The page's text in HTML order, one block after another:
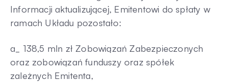
Informacji aktualizującej, Emitentowi do spłaty w
ramach Układu pozostało:
a_ 138,5 mln zł Zobowiązań Zabezpieczonych
oraz zobowiązań funduszy oraz spółek
zależnych Emitenta,